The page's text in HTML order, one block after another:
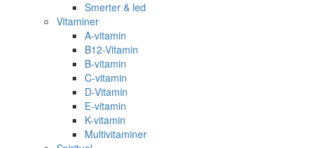
Smerter & led
Vitaminer
A-vitamin
B12-Vitamin
B-vitamin
C-vitamin
D-Vitamin
E-vitamin
K-vitamin
Multivitaminer